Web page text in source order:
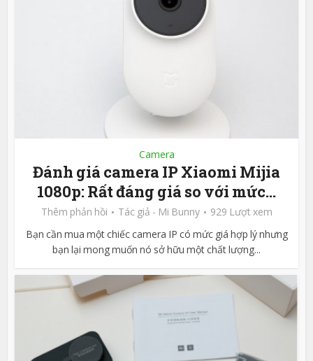
Camera
Đánh giá camera IP Xiaomi Mijia
1080p: Rất đáng giá so với mức...
Thêm phản hồi Tác giả - Mi Bunny
929 Lượt xem
Bạn cần mua một chiếc camera IP có mức giá hợp lý nhưng
bạn lại mong muốn nó sở hữu một chất lượng...